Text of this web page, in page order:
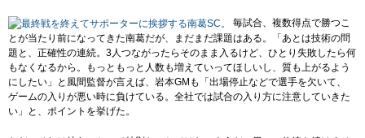
毎試合、複数得点で勝つこ
とが当たり前になってきた南葛だが、まだまだ課題はある。「あとは技術の問
題と、正確性の連続。3人つながったらそのまま入るけど、ひとり失敗したら何
もなくなるから。もっともっと人数も増えていってほしいし、質も上がるよう
にしたい」と風間監督が言えば、岩本GMも「出場停止などで選手を欠いて、
ゲームの入りが悪い時に負けている。全社では試合の入り方に注意していきた
い」と、ポイントを挙げた。